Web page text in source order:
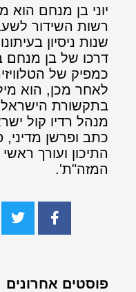
יוני בן מנחם הוא
רשות השידור
שנות ניסיון
דרכו של בן
כמפיק של
לאחר מכן, הוא
בתקשורת
מנהל רדיו קול
כתב ופרשן מדיני,
התיכון ועורך
המזה"ת'.
פוסטים אחרונים